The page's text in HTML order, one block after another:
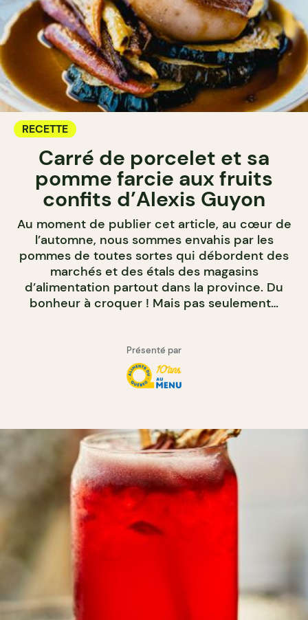
RECETTE
Carré de porcelet et sa
pomme farcie aux fruits
confits d’Alexis Guyon
Au moment de publier cet article, au cœur de
l’automne, nous sommes envahis par les
pommes de toutes sortes qui débordent des
marchés et des étals des magasins
d’alimentation partout dans la province. Du
bonheur à croquer ! Mais pas seulement…
Présenté par